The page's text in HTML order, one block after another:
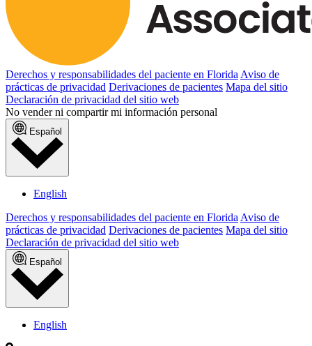
Derechos y responsabilidades del paciente en Florida Aviso de
prácticas de privacidad Derivaciones de pacientes Mapa del sitio
Declaración de privacidad del sitio web
No vender ni compartir mi información personal
Español
English
Derechos y responsabilidades del paciente en FloridaAviso de
prácticas de privacidad Derivaciones de pacientes Mapa del sitio
Declaración de privacidad del sitio web
Español
English